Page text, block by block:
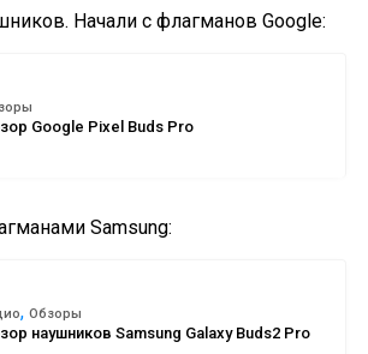
Начали с флагманов Google:
Google Pixel Buds Pro
Samsung:
, Обзоры
наушников Samsung Galaxy Buds2 Pro